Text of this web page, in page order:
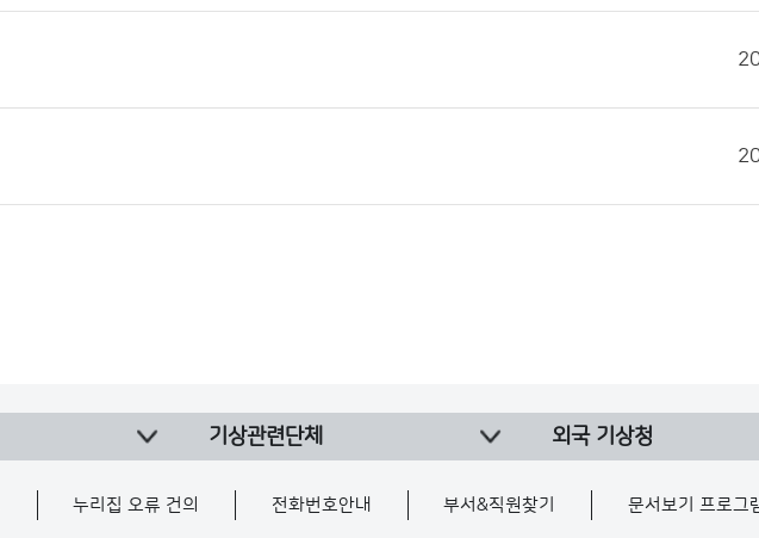
기상관련단체 외국 기상청
누리집 오류 건의 전화번호안내 부서&직원찾기 문서보기 프로그